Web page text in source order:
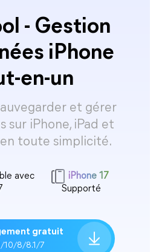
- Gestion
iPhone
en-un
et gérer
sur iPhone, iPad et
toute simplicité.
avec
iPhone 17
Supporté
gratuit
10/8/8.1/7